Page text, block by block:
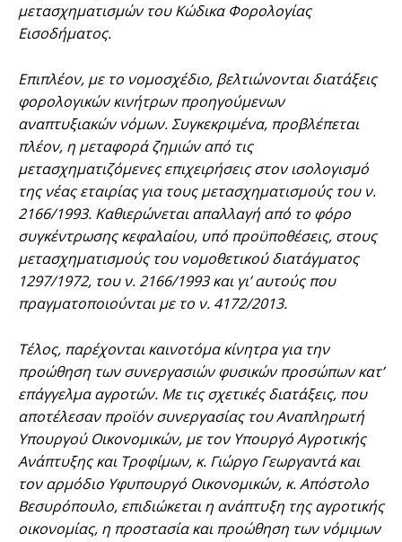
μετασχηματισμών του Κώδικα Φορολογίας
Εισοδήματος.
Επιπλέον, με το νομοσχέδιο, βελτιώνονται διατάξεις
φορολογικών κινήτρων προηγούμενων
αναπτυξιακών νόμων. Συγκεκριμένα, προβλέπεται
πλέον, η μεταφορά ζημιών από τις
μετασχηματιζόμενες επιχειρήσεις στον ισολογισμό
της νέας εταιρίας για τους μετασχηματισμούς του ν.
2166/1993. Καθιερώνεται απαλλαγή από το φόρο
συγκέντρωσης κεφαλαίου, υπό προϋποθέσεις, στους
μετασχηματισμούς του νομοθετικού διατάγματος
1297/1972, του ν. 2166/1993 και γι’ αυτούς που
πραγματοποιούνται με το ν. 4172/2013.
Τέλος, παρέχονται καινοτόμα κίνητρα για την
προώθηση των συνεργασιών φυσικών προσώπων κατ’
επάγγελμα αγροτών. Με τις σχετικές διατάξεις, που
αποτέλεσαν προϊόν συνεργασίας του Αναπληρωτή
Υπουργού Οικονομικών, με τον Υπουργό Αγροτικής
Ανάπτυξης και Τροφίμων, κ. Γιώργο Γεωργαντά και
τον αρμόδιο Υφυπουργό Οικονομικών, κ. Απόστολο
Βεσυρόπουλο, επιδιώκεται η ανάπτυξη της αγροτικής
οικονομίας, η προστασία και προώθηση των νόμιμων